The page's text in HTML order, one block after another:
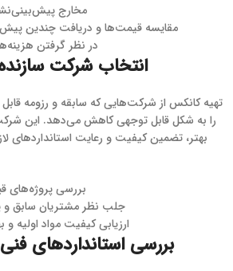
مخارج
مقایسه قیمت‌ها و دریافت چندین
در نظر گرفتن
انتخاب شرکت
تهیه کانکس از شرکت‌هایی که سابقه و رزومه
را به شکل قابل توجهی کاهش می‌دهد. این
بهتر، تضمین کیفیت و رعایت استانداردهای
بررسی پروژه‌های
جلب نظر مشتریان سابق و
ارزیابی کیفیت مواد اولیه و
بررسی استانداردهای